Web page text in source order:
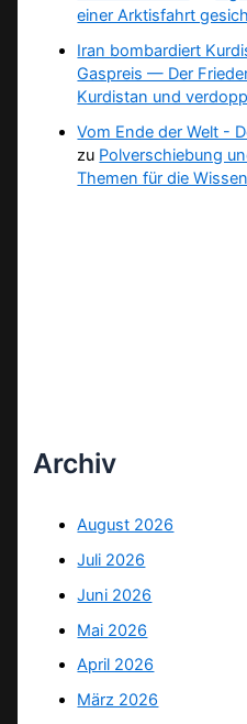
einer Arktisfahrt
Iran bombardiert
Gaspreis — Der
Kurdistan und
Vom Ende der Welt -
zu Polverschiebung
Themen für die
Archiv
August 2026
Juli 2026
Juni 2026
Mai 2026
April 2026
März 2026